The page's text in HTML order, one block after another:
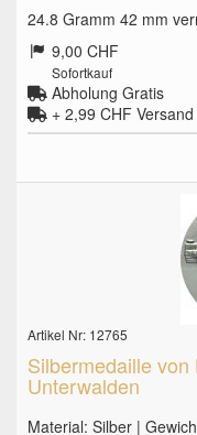
24.8 Gramm 42 mm
9,00 CHF
Sofortkauf
Abholung Gratis
+ 2,99 CHF Versand
Artikel Nr: 12765
Silbermedaille
Unterwalden
Material: Silber |